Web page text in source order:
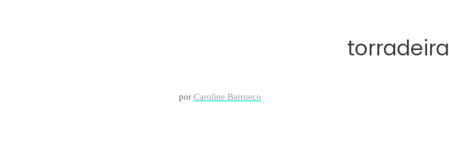
torradeira
por Caroline Barrueco